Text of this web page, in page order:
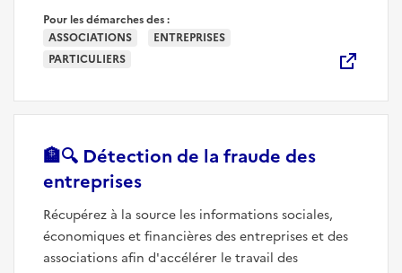
Pour les démarches des :
ASSOCIATIONS
ENTREPRISES
PARTICULIERS
🏦🔍 Détection de la fraude des
entreprises(nouvelle fenêtre)
Récupérez à la source les informations sociales,
économiques et financières des entreprises et des
associations afin d'accélérer le travail des